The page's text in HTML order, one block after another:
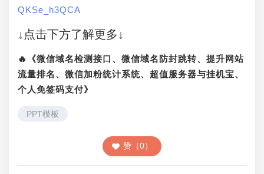
QKSe_h3QCA
↓点击下方了解更多↓
🔥《微信域名检测接口、微信域名防封跳转、提升网站
流量排名、微信加粉统计系统、超值服务器与挂机宝、
个人免签码支付》
PPT模板
赞（0）